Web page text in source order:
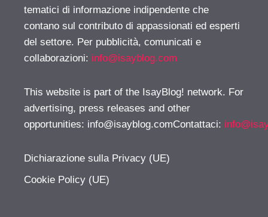
tematici di informazione indipendente che
contano sul contributo di appassionati ed esperti
del settore. Per pubblicità, comunicati e
collaborazioni: info@isayblog.com
This website is part of the IsayBlog! network. For
advertising, press releases and other
opportunities: info@isayblog.comContattaci:
Dichiarazione sulla Privacy (UE)
Cookie Policy (UE)